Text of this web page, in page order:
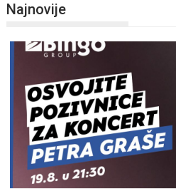
Najnovije